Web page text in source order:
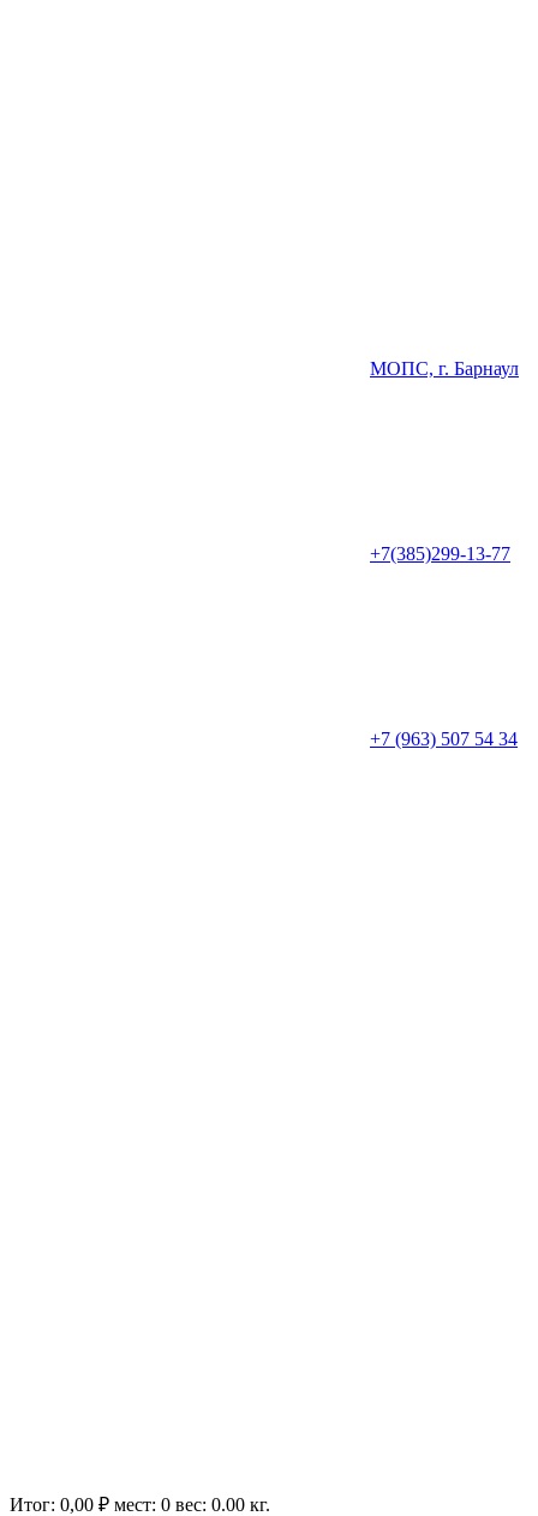
МОПС, г. Барнаул
+7(385)299-13-77
+7 (963) 507 54 34
Итог: 0,00 ₽ мест: 0 вес: 0.00 кг.